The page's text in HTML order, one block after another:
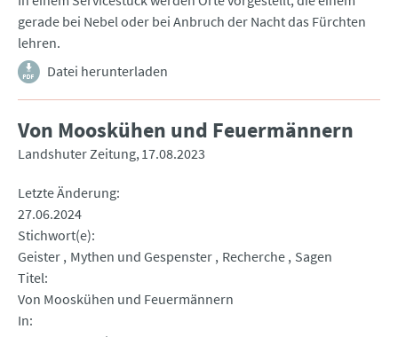
gerade bei Nebel oder bei Anbruch der Nacht das Fürchten
lehren.
Datei herunterladen
Von Mooskühen und Feuermännern
Landshuter Zeitung 17.08.2023
Letzte Änderung
27.06.2024
Stichwort(e)
Geister Mythen und Gespenster Recherche Sagen
Titel
Von Mooskühen und Feuermännern
In